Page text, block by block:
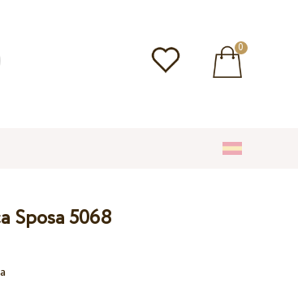
0
Sposa 5068